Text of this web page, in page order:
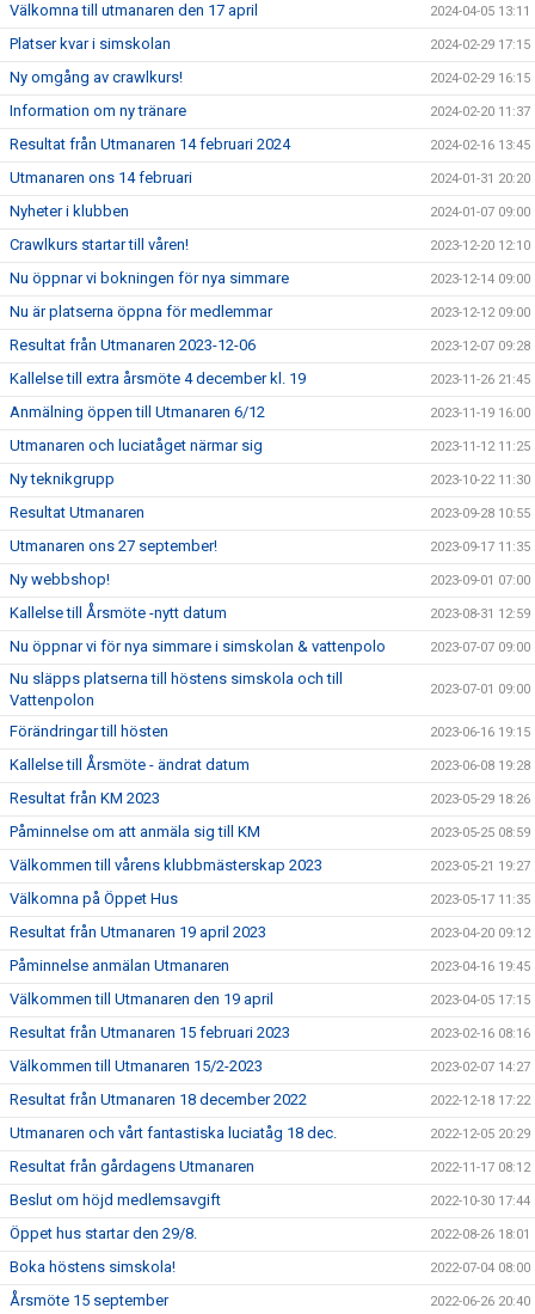
Välkomna till utmanaren den 17 april 2024-04-05 13:11
Platser kvar i simskolan 2024-02-29 17:15
Ny omgång av crawlkurs! 2024-02-29 16:15
Information om ny tränare 2024-02-20 11:37
Resultat från Utmanaren 14 februari 2024 2024-02-16 13:45
Utmanaren ons 14 februari 2024-01-31 20:20
Nyheter i klubben 2024-01-07 09:00
Crawlkurs startar till våren! 2023-12-20 12:10
Nu öppnar vi bokningen för nya simmare 2023-12-14 09:00
Nu är platserna öppna för medlemmar 2023-12-12 09:00
Resultat från Utmanaren 2023-12-06 2023-12-07 09:28
Kallelse till extra årsmöte 4 december kl. 19 2023-11-26 21:45
Anmälning öppen till Utmanaren 6/12 2023-11-19 16:00
Utmanaren och luciatåget närmar sig 2023-11-12 11:25
Ny teknikgrupp 2023-10-22 11:30
Resultat Utmanaren 2023-09-28 10:55
Utmanaren ons 27 september! 2023-09-17 11:35
Ny webbshop! 2023-09-01 07:00
Kallelse till Årsmöte -nytt datum 2023-08-31 12:59
Nu öppnar vi för nya simmare i simskolan & vattenpolo 2023-07-07 09:00
Nu släpps platserna till höstens simskola och till
Vattenpolon
2023-07-01 09:00
Förändringar till hösten 2023-06-16 19:15
Kallelse till Årsmöte - ändrat datum 2023-06-08 19:28
Resultat från KM 2023 2023-05-29 18:26
Påminnelse om att anmäla sig till KM 2023-05-25 08:59
Välkommen till vårens klubbmästerskap 2023 2023-05-21 19:27
Välkomna på Öppet Hus 2023-05-17 11:35
Resultat från Utmanaren 19 april 2023 2023-04-20 09:12
Påminnelse anmälan Utmanaren 2023-04-16 19:45
Välkommen till Utmanaren den 19 april 2023-04-05 17:15
Resultat från Utmanaren 15 februari 2023 2023-02-16 08:16
Välkommen till Utmanaren 15/2-2023 2023-02-07 14:27
Resultat från Utmanaren 18 december 2022 2022-12-18 17:22
Utmanaren och vårt fantastiska luciatåg 18 dec. 2022-12-05 20:29
Resultat från gårdagens Utmanaren 2022-11-17 08:12
Beslut om höjd medlemsavgift 2022-10-30 17:44
Öppet hus startar den 29/8. 2022-08-26 18:01
Boka höstens simskola! 2022-07-04 08:00
Årsmöte 15 september 2022-06-26 20:40